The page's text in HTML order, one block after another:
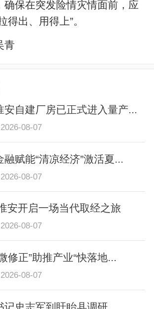
确保在突发险情灾情面前，应
得出、用得上”。
青
安自建厂房已正式进入量产...
08-07
赋能“清凉经济”激活夏...
08-07
安开启一场当代取经之旅
08-07
修正”助推产业“快落地...
08-07
记史志军到盱眙县调研